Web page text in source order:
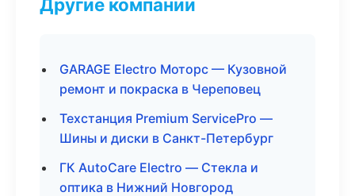
Другие компании
GARAGE Electro Моторс — Кузовной
ремонт и покраска в Череповец
Техстанция Premium ServicePro —
Шины и диски в Санкт-Петербург
ГК AutoCare Electro — Стекла и
оптика в Нижний Новгород